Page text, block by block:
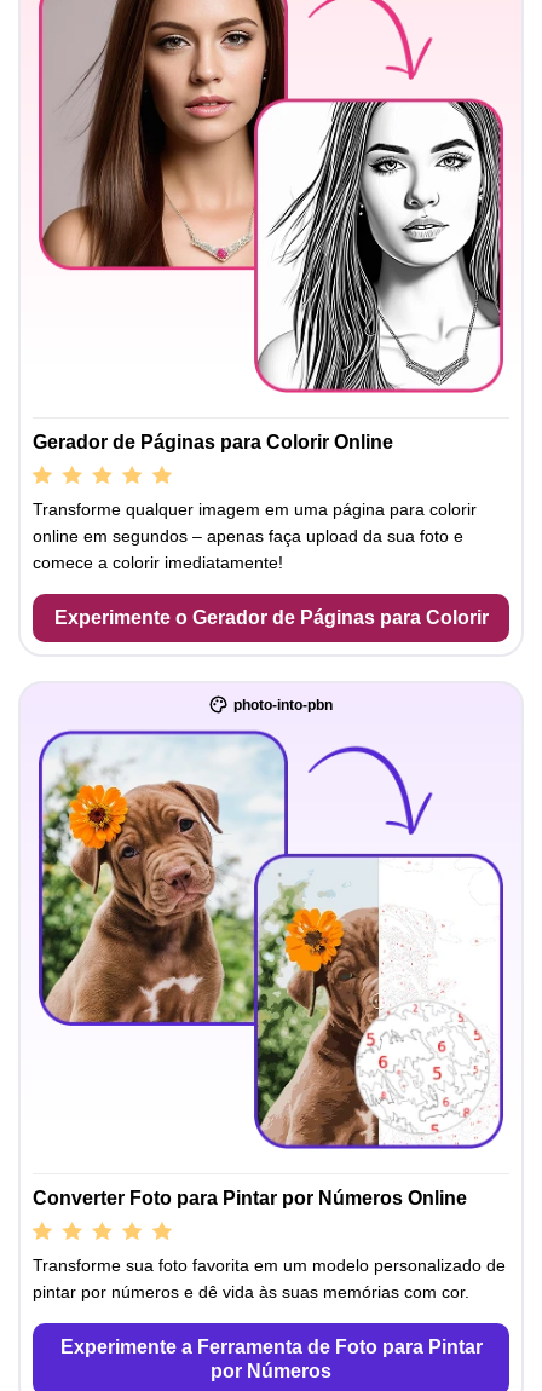
Gerador de Páginas para Colorir Online
Transforme qualquer imagem em uma página para colorir
online em segundos – apenas faça upload da sua foto e
comece a colorir imediatamente!
Experimente o Gerador de Páginas para Colorir
photo-into-pbn
Converter Foto para Pintar por Números Online
Transforme sua foto favorita em um modelo personalizado de
pintar por números e dê vida às suas memórias com cor.
Experimente a Ferramenta de Foto para Pintar
por Números